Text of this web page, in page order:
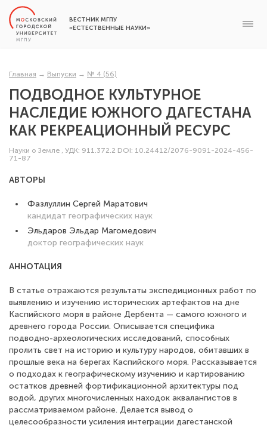
ВЕСТНИК МГПУ
«ЕСТЕСТВЕННЫЕ НАУКИ»
Главная → Выпуски → № 4 (56)
ПОДВОДНОЕ КУЛЬТУРНОЕ
НАСЛЕДИЕ ЮЖНОГО ДАГЕСТАНА
КАК РЕКРЕАЦИОННЫЙ РЕСУРС
Науки о Земле , УДК: 911.372.2 DOI: 10.24412/2076-9091-2024-456-
71-87
АВТОРЫ
Фазлуллин Сергей Маратович
кандидат географических наук
Эльдаров Эльдар Магомедович
доктор географических наук
АННОТАЦИЯ
В статье отражаются результаты экспедиционных работ по
выявлению и изучению исторических артефактов на дне
Каспийского моря в районе Дербента — самого южного и
древнего города России. Описывается специфика
подводно-археологических исследований, способных
пролить свет на историю и культуру народов, обитавших в
прошлые века на берегах Каспийского моря. Рассказывается
о подходах к географическому изучению и картированию
остатков древней фортификационной архитектуры под
водой, других многочисленных находок аквалангистов в
рассматриваемом районе. Делается вывод о
целесообразности усиления интеграции дагестанской